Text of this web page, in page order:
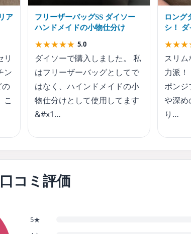
ア
リ
ン
の
こ
フリーザーバッグSS ダイソー
ハンドメイドの小物仕分け
★★★★★ 5.0
ダイソーで購入しました。 私
はフリーザーバッグとしてで
はなく、ハインドメイドの小
物仕分けとして使用してます
&#x1…
ロング
シ！
★★★
スリ
力派！
ポンジ
や深め
り…
コミ評価
5★